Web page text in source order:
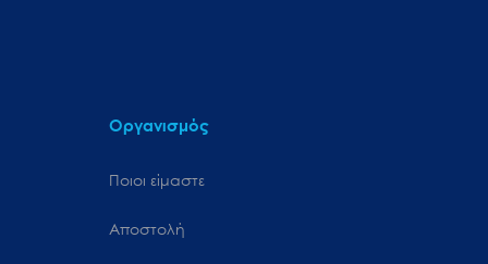
Οργανισμός
Ποιοι είμαστε
Αποστολή